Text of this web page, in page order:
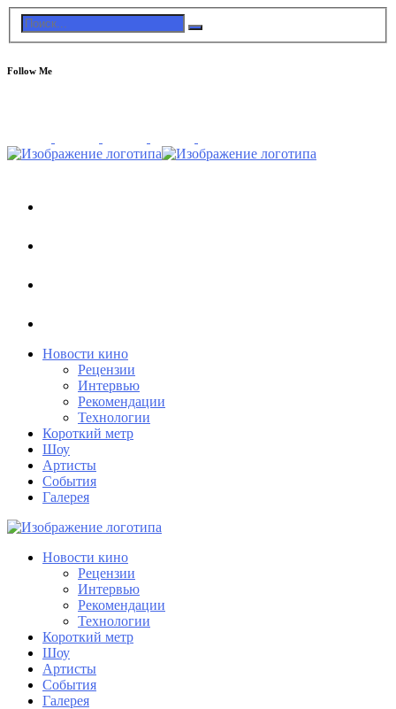
Follow Me
Новости кино
Рецензии
Интервью
Рекомендации
Технологии
Короткий метр
Шоу
Артисты
События
Галерея
Новости кино
Рецензии
Интервью
Рекомендации
Технологии
Короткий метр
Шоу
Артисты
События
Галерея